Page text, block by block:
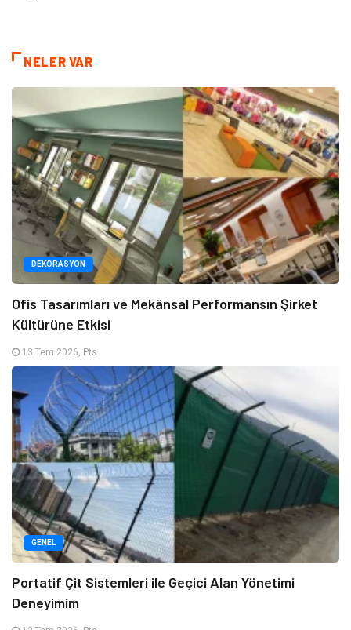
NELER VAR
DEKORASYON
Ofis Tasarımları ve Mekânsal Performansın Şirket
Kültürüne Etkisi
13 Tem 2026, Pts
GENEL
Portatif Çit Sistemleri ile Geçici Alan Yönetimi
Deneyimim